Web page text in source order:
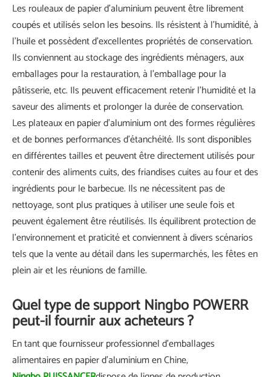
Les rouleaux de papier d'aluminium peuvent être librement
coupés et utilisés selon les besoins. Ils résistent à l’humidité, à
l’huile et possèdent d’excellentes propriétés de conservation.
Ils conviennent au stockage des ingrédients ménagers, aux
emballages pour la restauration, à l'emballage pour la
pâtisserie, etc. Ils peuvent efficacement retenir l'humidité et la
saveur des aliments et prolonger la durée de conservation.
Les plateaux en papier d'aluminium ont des formes régulières
et de bonnes performances d'étanchéité. Ils sont disponibles
en différentes tailles et peuvent être directement utilisés pour
contenir des aliments cuits, des friandises cuites au four et des
ingrédients pour le barbecue. Ils ne nécessitent pas de
nettoyage, sont plus pratiques à utiliser une seule fois et
peuvent également être réutilisés. Ils équilibrent protection de
l'environnement et praticité et conviennent à divers scénarios
tels que la vente au détail dans les supermarchés, les fêtes en
plein air et les réunions de famille.
Quel type de support Ningbo POWERR
peut-il fournir aux acheteurs ?
En tant que fournisseur professionnel d'emballages
alimentaires en papier d'aluminium en Chine,